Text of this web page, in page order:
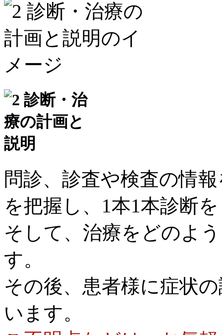
問診、診査や検査の情
を把握し、1本1本診断
そして、治療をどのよ
す。
その後、患者様に症状
います。